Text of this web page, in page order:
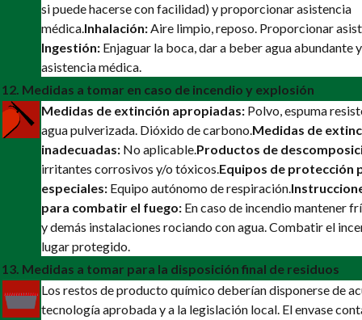
si puede hacerse con facilidad) y proporcionar asistencia
médica.Inhalación:Aire limpio, reposo. Proporcionar
Ingestión: Enjaguar la boca, dar a beber agua abundante
asistencia médica.
12. Medidas a tomar en caso de incendio y explosión
Medidas de extinción apropiadas: Polvo, espuma
agua pulverizada. Dióxido de carbono.Medidas de
inadecuadas: No aplicable.Productos de
irritantes corrosivos y/o tóxicos.Equipos de protección
especiales: Equipo autónomo de respiración.
para combatir el fuego: En caso de incendio mantener
y demás instalaciones rociando con agua. Combatir el
lugar protegido.
13. Medidas a tomar para la disposición final de residuos
Los restos de producto químico deberían disponerse de
tecnología aprobada y a la legislación local. El envase